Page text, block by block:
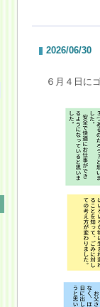
2026/06/30
６月４日に